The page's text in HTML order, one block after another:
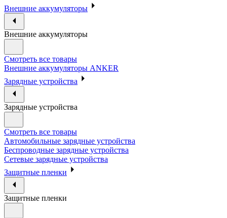
Внешние аккумуляторы
Внешние аккумуляторы
Смотреть все товары
Внешние аккумуляторы ANKER
Зарядные устройства
Зарядные устройства
Смотреть все товары
Автомобильные зарядные устройства
Беспроводные зарядные устройства
Сетевые зарядные устройства
Защитные пленки
Защитные пленки